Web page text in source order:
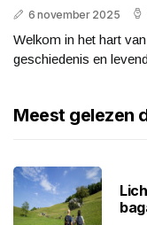
6 november 2025
Welkom in het hart
geschiedenis en
Meest gelezen